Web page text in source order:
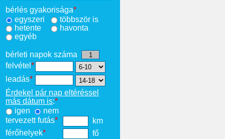
bérlés gyakorisága*
egyszeri
többször is
hetente
havonta
egyéb
bérleti napok száma
felvétel *
leadás*
Érdekel pár nap eltéréssel
más dátum is:*
igen
nem
tervezett futás*
km
férőhelyek*
fő